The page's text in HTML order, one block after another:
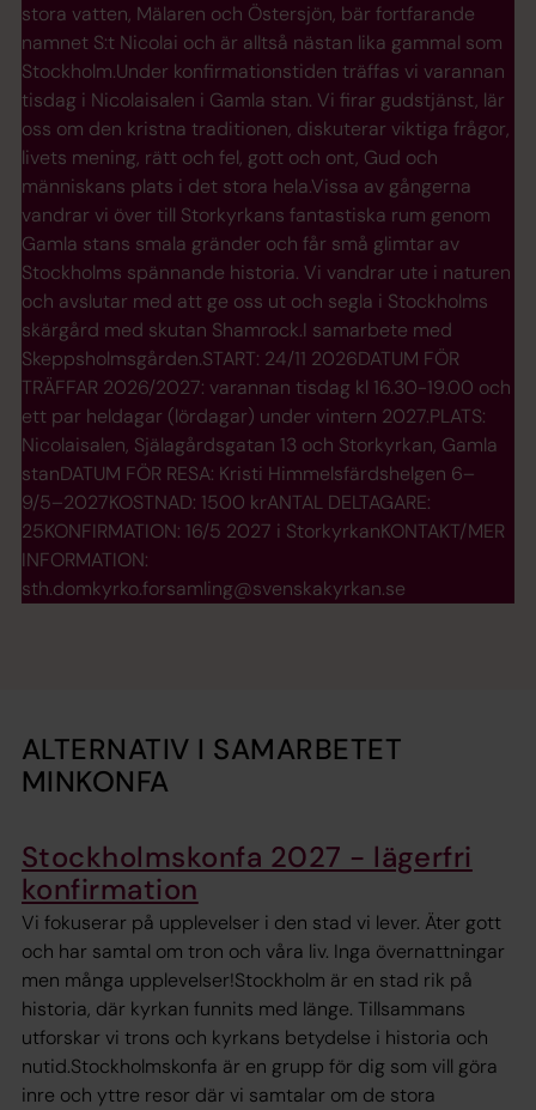
stora vatten, Mälaren och Östersjön, bär fortfarande
namnet S:t Nicolai och är alltså nästan lika gammal som
Stockholm.Under konfirmationstiden träffas vi varannan
tisdag i Nicolaisalen i Gamla stan. Vi firar gudstjänst, lär
oss om den kristna traditionen, diskuterar viktiga frågor,
livets mening, rätt och fel, gott och ont, Gud och
människans plats i det stora hela.Vissa av gångerna
vandrar vi över till Storkyrkans fantastiska rum genom
Gamla stans smala gränder och får små glimtar av
Stock­holms spännande historia. Vi vandrar ute i naturen
och avslutar med att ge oss ut och segla i Stockholms
skärgård med skutan Shamrock.I samarbete med
Skeppsholmsgården.START: 24/11 2026DATUM FÖR
TRÄFFAR 2026/2027: varannan tisdag kl 16.30-19.00 och
ett par heldagar (lördagar) under vintern 2027.PLATS:
Nicolaisalen, Själagårdsgatan 13 och Storkyrkan, Gamla
stanDATUM FÖR RESA: Kristi Himmelsfärdshelgen 6–
9/5–2027KOSTNAD: 1500 krANTAL DELTAGARE:
25KONFIRMATION: 16/5 2027 i StorkyrkanKONTAKT/MER
INFORMATION:
sth.domkyrko.forsamling@svenskakyrkan.se
ALTERNATIV I SAMARBETET
MINKONFA
Stockholmskonfa 2027 - lägerfri
konfirmation
Vi fokuserar på upplevelser i den stad vi lever. Äter gott
och har samtal om tron och våra liv. Inga övernattningar
men många upplevelser!Stockholm är en stad rik på
historia, där kyrkan funnits med länge. Tillsammans
utforskar vi trons och kyrkans betydelse i historia och
nutid.Stockholmskonfa är en grupp för dig som vill göra
inre och yttre resor där vi samtalar om de stora